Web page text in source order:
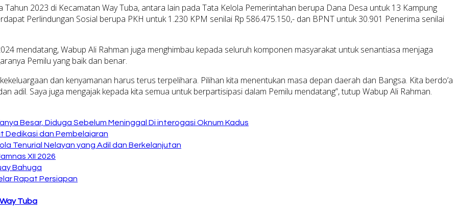
2023 di Kecamatan Way Tuba, antara lain pada Tata Kelola Pemerintahan berupa Dana Desa untuk 13 Kampung
Perlindungan Sosial berupa PKH untuk 1.230 KPM senilai Rp 586.475.150,- dan BPNT untuk 30.901 Penerima senilai
mendatang, Wabup Ali Rahman juga menghimbau kepada seluruh komponen masyarakat untuk senantiasa menjaga
Pemilu yang baik dan benar.
dan kenyamanan harus terus terpelihara. Pilihan kita menentukan masa depan daerah dan Bangsa. Kita berdo’a
adil. Saya juga mengajak kepada kita semua untuk berpartisipasi dalam Pemilu mendatang”, tutup Wabup Ali Rahman.
Besar, Diduga Sebelum Meninggal Di interogasi Oknum Kadus
Dedikasi dan Pembelajaran
Tenurial Nelayan yang Adil dan Berkelanjutan
XII 2026
Bahuga
Rapat Persiapan
Way Tuba